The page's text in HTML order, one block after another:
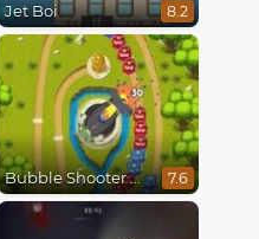
Jet Boi 8.2
Bubble Shooter Online 7.6